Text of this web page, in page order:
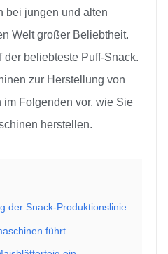
bei jungen und alten
Welt großer Beliebtheit.
der beliebteste Puff-Snack.
zur Herstellung von
Folgenden vor, wie Sie
herstellen.
der Snack-Produktionslinie
führt